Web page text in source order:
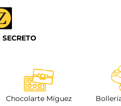
Chocolarte Míguez